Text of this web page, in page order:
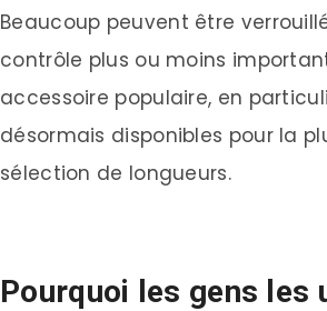
Beaucoup peuvent être
contrôle plus ou moins
accessoire populaire, en
désormais disponibles pour la
sélection de longueurs.
Pourquoi les gens les